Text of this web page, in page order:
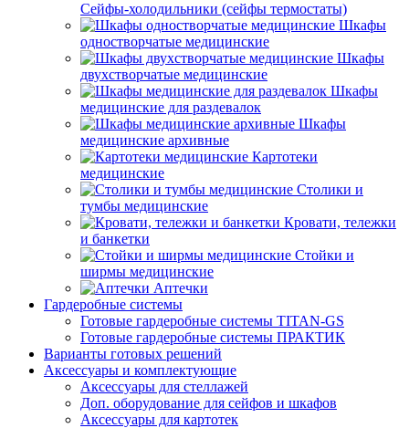
Сейфы-холодильники (сейфы термостаты)
Шкафы
одностворчатые медицинские
Шкафы
двухстворчатые медицинские
Шкафы
медицинские для раздевалок
Шкафы
медицинские архивные
Картотеки
медицинские
Столики и
тумбы медицинские
Кровати, тележки
и банкетки
Стойки и
ширмы медицинские
Аптечки
Гардеробные системы
Готовые гардеробные системы TITAN-GS
Готовые гардеробные системы ПРАКТИК
Варианты готовых решений
Аксессуары и комплектующие
Аксессуары для стеллажей
Доп. оборудование для сейфов и шкафов
Аксессуары для картотек